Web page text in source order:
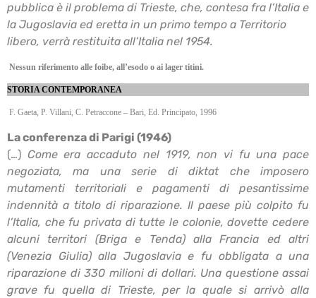
pubblica è il problema di Trieste, che, contesa fra l’Italia e
la Jugoslavia ed eretta in un primo tempo a Territorio
libero, verrà restituita all’Italia nel 1954.
Nessun riferimento alle foibe, all’esodo o ai lager titini.
STORIA CONTEMPORANEA
F. Gaeta, P. Villani, C. Petraccone – Bari, Ed. Principato, 1996
La conferenza di Parigi (1946)
(…) Come era accaduto nel 1919, non vi fu una pace
negoziata, ma una serie di diktat che imposero
mutamenti territoriali e pagamenti di pesantissime
indennità a titolo di riparazione. Il paese più colpito fu
l’Italia, che fu privata di tutte le colonie, dovette cedere
alcuni territori (Briga e Tenda) alla Francia ed altri
(Venezia Giulia) alla Jugoslavia e fu obbligata a una
riparazione di 330 milioni di dollari. Una questione assai
grave fu quella di Trieste, per la quale si arrivò alla